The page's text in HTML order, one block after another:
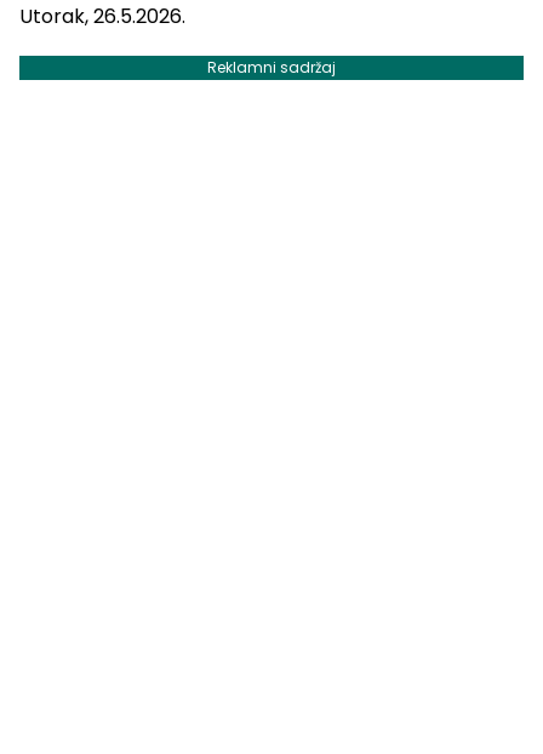
Utorak, 26.5.2026.
Reklamni sadržaj